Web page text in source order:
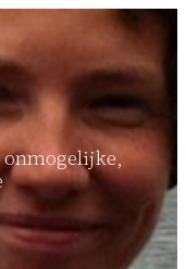
onmogelijke,